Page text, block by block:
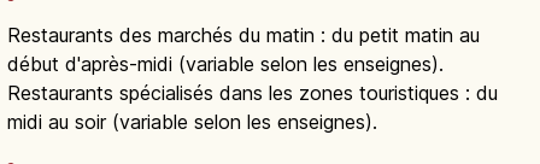
Restaurants des marchés du matin : du petit matin au
début d'après-midi (variable selon les enseignes).
Restaurants spécialisés dans les zones touristiques : du
midi au soir (variable selon les enseignes).